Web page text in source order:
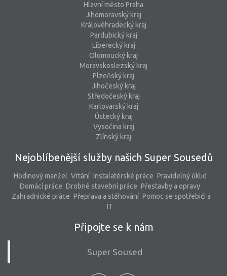
Hlavní město Praha
Jihomoravský kraj
Královéhradecký kraj
Pardubický kraj
Liberecký kraj
Olomoucký kraj
Moravskoslezský kraj
Plzeňský kraj
Jihočeský kraj
Středočeský kraj
Karlovarský kraj
Ústecký kraj
Vysočina kraj
Zlínský kraj
Nejoblíbenější služby našich Super Sousedů
Hodinový manžel Vrtání Instalatérské práce Pravidelný úklid
Domácí práce Drobné stavební práce Přestavby a opravy
Zahradnické práce Přeprava a stěhování Pomoc se spotřebiči a
IT
Připojte se k nám
Super Soused